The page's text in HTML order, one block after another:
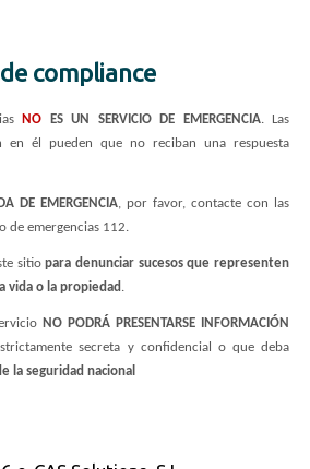
compliance
NO ES UN SERVICIO DE EMERGENCIA. Las
en él pueden que no reciban una respuesta
DE EMERGENCIA, por favor, contacte con las
de emergencias 112.
sitiopara denunciar sucesos que representen
vida o la propiedad .
NO PODRÁ PRESENTARSE INFORMACIÓN
secreta y confidencial o que deba
la seguridad nacional